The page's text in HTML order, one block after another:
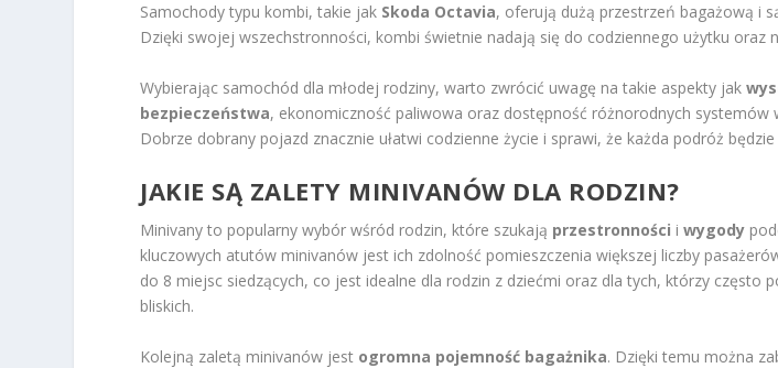
Samochody typu kombi, takie jak Skoda Octavia, oferują dużą przestrzeń bagażową i
Dzięki swojej wszechstronności, kombi świetnie nadają się do codziennego użytku oraz
Wybierając samochód dla młodej rodziny, warto zwrócić uwagę na takie aspekty jak
bezpieczeństwa, ekonomiczność paliwowa oraz dostępność różnorodnych systemów
Dobrze dobrany pojazd znacznie ułatwi codzienne życie i sprawi, że każda podróż
JAKIE SĄ ZALETY MINIVANÓW DLA RODZIN?
Minivany to popularny wybór wśród rodzin, które szukają przestronności iwygody
kluczowych atutów minivanów jest ich zdolność pomieszczenia większej liczby
do 8 miejsc siedzących, co jest idealne dla rodzin z dziećmi oraz dla tych, którzy często
bliskich.
Kolejną zaletą minivanów jest ogromna pojemność bagażnika. Dzięki temu można